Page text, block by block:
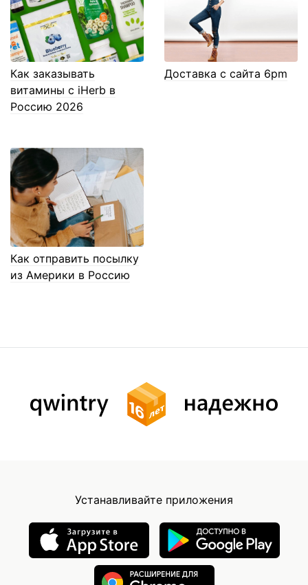
Как заказывать
витамины с iHerb в
Россию 2026
Доставка с сайта 6pm
Как отправить посылку
из Америки в Россию
Устанавливайте приложения